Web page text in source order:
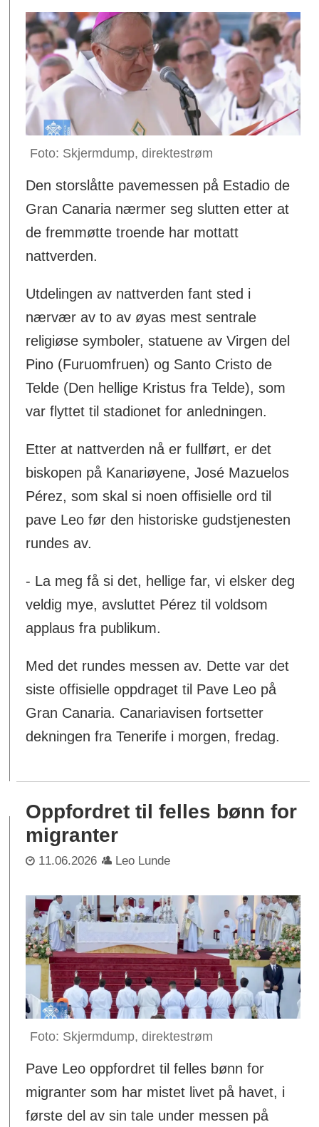
Skjermdump, direktestrøm
Den storslåtte pavemessen på Estadio de
Gran Canaria nærmer seg slutten etter at
de fremmøtte troende har mottatt
nattverden.
Utdelingen av nattverden fant sted i
nærvær av to av øyas mest sentrale
religiøse symboler, statuene av Virgen del
Pino (Furuomfruen) og Santo Cristo de
Telde (Den hellige Kristus fra Telde), som
var flyttet til stadionet for anledningen.
Etter at nattverden nå er fullført, er det
biskopen på Kanariøyene, José Mazuelos
Pérez, som skal si noen offisielle ord til
pave Leo før den historiske gudstjenesten
rundes av.
- La meg få si det, hellige far, vi elsker deg
veldig mye, avsluttet Pérez til voldsom
applaus fra publikum.
Med det rundes messen av. Dette var det
siste offisielle oppdraget til Pave Leo på
Gran Canaria. Canariavisen fortsetter
dekningen fra Tenerife i morgen, fredag.
Oppfordret til felles bønn for
migranter
11.06.2026 Leo Lunde
Skjermdump, direktestrøm
Pave Leo oppfordret til felles bønn for
migranter som har mistet livet på havet, i
første del av sin tale under messen på